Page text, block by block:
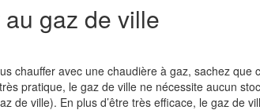
gaz de ville
chauffer avec une chaudière à gaz, sachez que
pratique, le gaz de ville ne nécessite aucun
de ville). En plus d’être très efficace, le gaz de